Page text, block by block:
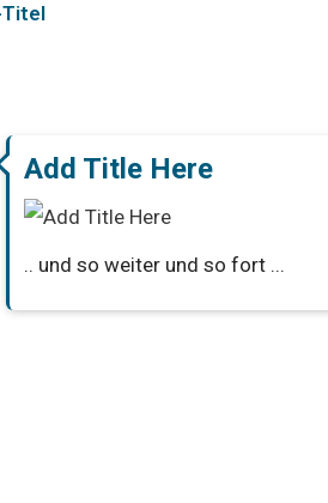
Add Title Here
.. und so weiter und so fort ...